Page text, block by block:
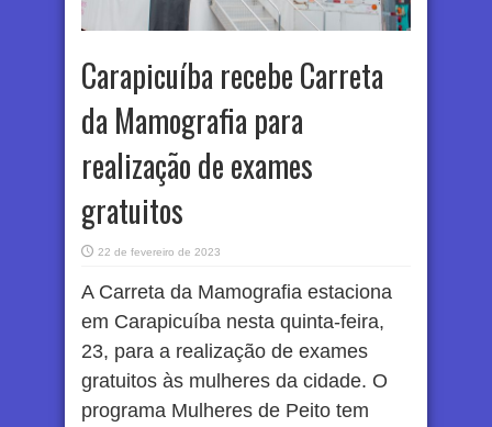
Carapicuíba recebe Carreta
da Mamografia para
realização de exames
gratuitos
22 de fevereiro de 2023
A Carreta da Mamografia estaciona
em Carapicuíba nesta quinta-feira,
23, para a realização de exames
gratuitos às mulheres da cidade. O
programa Mulheres de Peito tem